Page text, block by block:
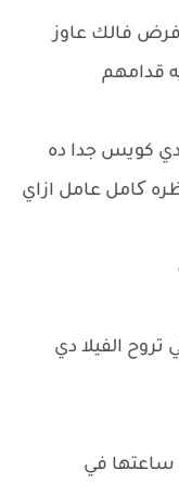
فرض فالك عاوز
قدامهم
دي كويس جدا ده
کامل عامل ازاي
تروح الفيلا دي
ساعتها في